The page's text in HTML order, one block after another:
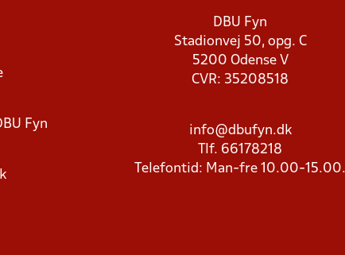
Fyn
DBU Fyn
Stadionvej 50, opg. C
5200 Odense V
CVR: 35208518
info@dbufyn.dk
Tlf. 66178218
Telefontid: Man-fre 10.00-15.00.